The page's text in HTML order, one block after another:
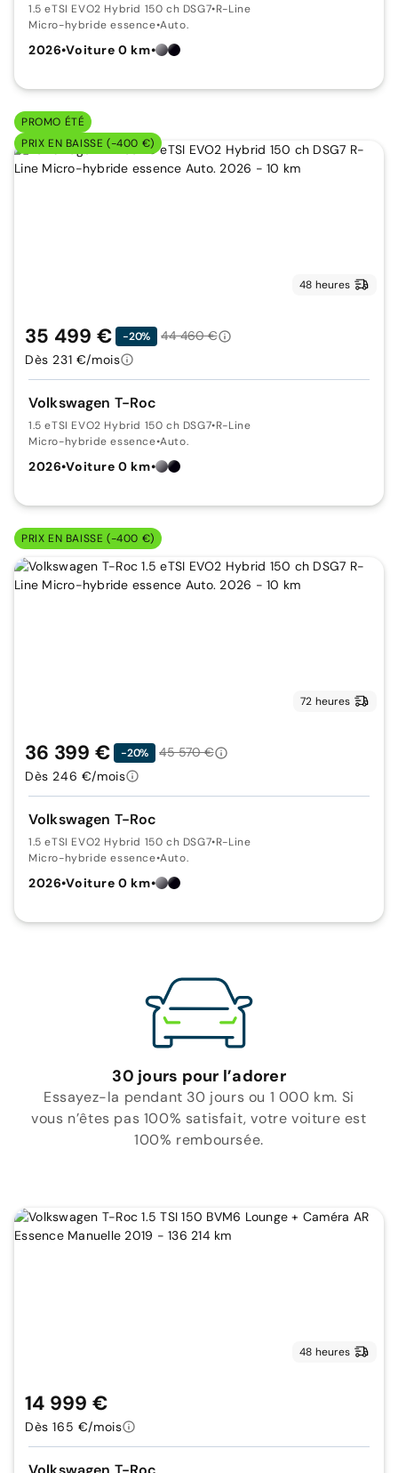
1.5 eTSI EVO2 Hybrid 150 ch DSG7•R-Line
Micro-hybride essence•Auto.
2026•Voiture 0 km•
PROMO ÉTÉ
PRIX EN BAISSE (-400 €)
48 heures
Volkswagen T-Roc
1.5 eTSI EVO2 Hybrid 150 ch DSG7•R-Line
Micro-hybride essence•Auto.
2026•Voiture 0 km•
35 499 € -20%
44 460 €
Dès 231 €/mois
PRIX EN BAISSE (-400 €)
72 heures
Volkswagen T-Roc
1.5 eTSI EVO2 Hybrid 150 ch DSG7•R-Line
Micro-hybride essence•Auto.
2026•Voiture 0 km•
36 399 € -20%
45 570 €
Dès 246 €/mois
30 jours pour l’adorer
Essayez-la pendant 30 jours ou 1 000 km. Si
vous n’êtes pas 100% satisfait, votre voiture est
100% remboursée.
48 heures
14 999 €
Dès 165 €/mois